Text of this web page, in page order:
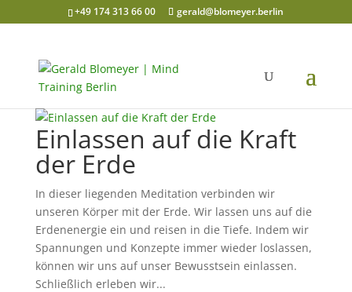
+49 174 313 66 00 gerald@blomeyer.berlin
Einlassen auf die Kraft
der Erde
In dieser liegenden Meditation verbinden wir
unseren Körper mit der Erde. Wir lassen uns auf die
Erdenenergie ein und reisen in die Tiefe. Indem wir
Spannungen und Konzepte immer wieder loslassen,
können wir uns auf unser Bewusstsein einlassen.
Schließlich erleben wir...